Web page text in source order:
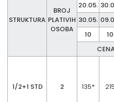
STRUKTURA
BROJ
PLATIVIH
OSOBA
20.05.
30.05.
10
10
1/2+1 STD 2 135* 215